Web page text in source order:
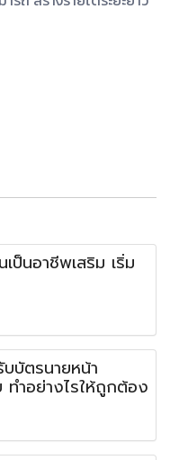
เป็นอาชีพเสริม เริ่ม
บัตรนายหน้า
ทำอย่างไรให้ถูกต้อง